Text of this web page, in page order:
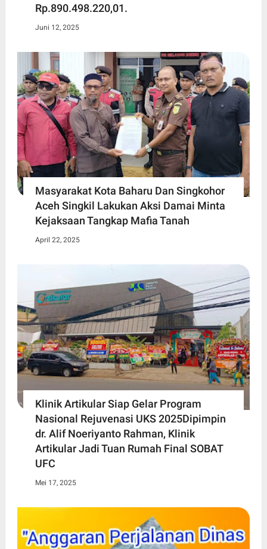
Rp.890.498.220,01.
Juni 12, 2025
Masyarakat Kota Baharu Dan Singkohor
Aceh Singkil Lakukan Aksi Damai Minta
Kejaksaan Tangkap Mafia Tanah
April 22, 2025
Klinik Artikular Siap Gelar Program
Nasional Rejuvenasi UKS 2025Dipimpin
dr. Alif Noeriyanto Rahman, Klinik
Artikular Jadi Tuan Rumah Final SOBAT
UFC
Mei 17, 2025